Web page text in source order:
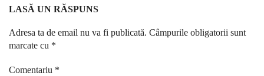
LASĂ UN RĂSPUNS
Adresa ta de email nu va fi publicată. Câmpurile obligatorii sunt
marcate cu *
Comentariu *